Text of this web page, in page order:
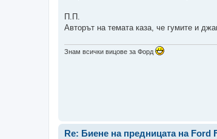
П.П.
Авторът на темата каза, че гумите и
Знам всички вицове за Форд
Re: Биене на предницата на Ford